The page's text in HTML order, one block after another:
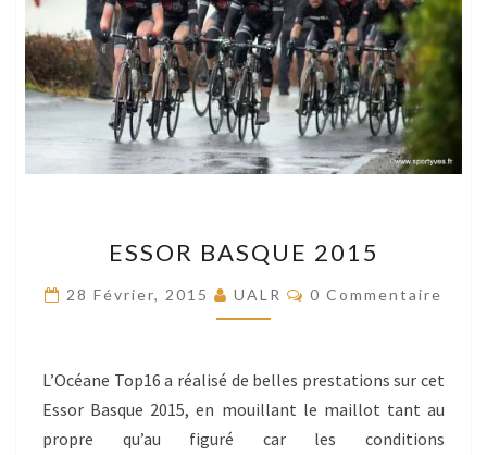
BASQUE
2015
ESSOR BASQUE 2015
28 Février, 2015 UALR Commentaires
0 Commentaire
L’Océane Top16 a réalisé de belles prestations sur cet
Essor Basque 2015, en mouillant le maillot tant au
propre qu’au figuré car les conditions